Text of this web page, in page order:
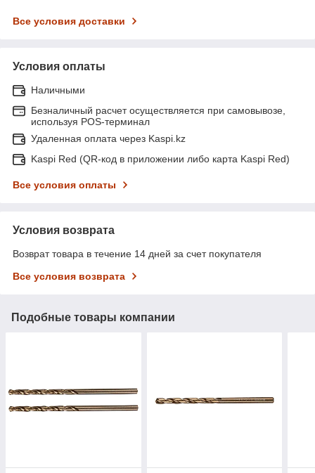
Все условия доставки
Условия оплаты
Наличными
Безналичный расчет осуществляется при самовывозе,
используя POS-терминал
Удаленная оплата через Kaspi.kz
Kaspi Red (QR-код в приложении либо карта Kaspi Red)
Все условия оплаты
Условия возврата
Возврат товара в течение 14 дней за счет покупателя
Все условия возврата
Подобные товары компании